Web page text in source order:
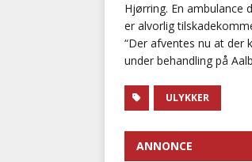
Hjørring. En ambulance
er alvorlig
“Der afventes nu at der
under behandling på
ULYKKER
ANNONCE